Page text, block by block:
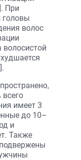
При
головы
волос
волосистой
всего
имеет 3
до 10–
и
Также